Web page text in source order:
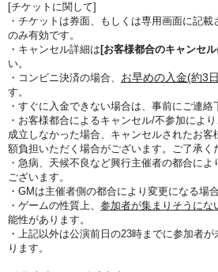
[チケットに関して]
・チケットは券面、もしくは専用画面に記
のみ有効です。
・キャンセル詳細は [お客様都合のキャンセ
い。
・コンビニ決済の場合、 お早めの入金(約3
す。
・すぐに入金できない場合は、事前にご連絡
・お客様都合によるキャンセル/不参加によ
成立しなかった場合、キャンセルされたお
額負担いただく場合がございます。ご了承く
・急病、天候不良など興行主催者の都合に
ございます。
・GMは主催者側の都合により変更になる場
・ゲームの性質上、 参加者が集まりそうにな
能性があります。
・上記以外は公演前日の23時までに参加者
ります。